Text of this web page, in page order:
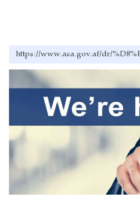
https://www.asa.gov.af/dr/